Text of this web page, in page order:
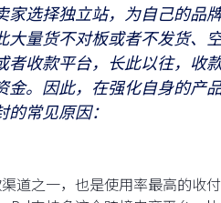
家选择独立站，为自己的品
大量货不对板或者不发货、
者收款平台，长此以往，收
金。因此，在强化自身的产
常见原因：
道之一，也是使用率最高的收